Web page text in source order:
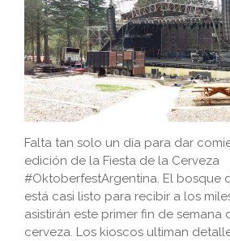
Falta tan solo un día para dar
edición de la Fiesta de la Cerveza
#OktoberfestArgentina. El bosque
está casi listo para recibir a los
asistirán este primer fin de semana
cerveza. Los kioscos ultiman